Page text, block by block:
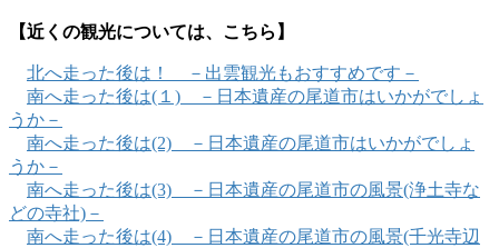
【近くの観光については、こちら】
北へ走った後は！ －出雲観光もおすすめです－
南へ走った後は(１) －日本遺産の尾道市はいかがでしょ
うか－
南へ走った後は(2) －日本遺産の尾道市はいかがでしょ
うか－
南へ走った後は(3) －日本遺産の尾道市の風景(浄土寺な
どの寺社)－
南へ走った後は(4) －日本遺産の尾道市の風景(千光寺辺